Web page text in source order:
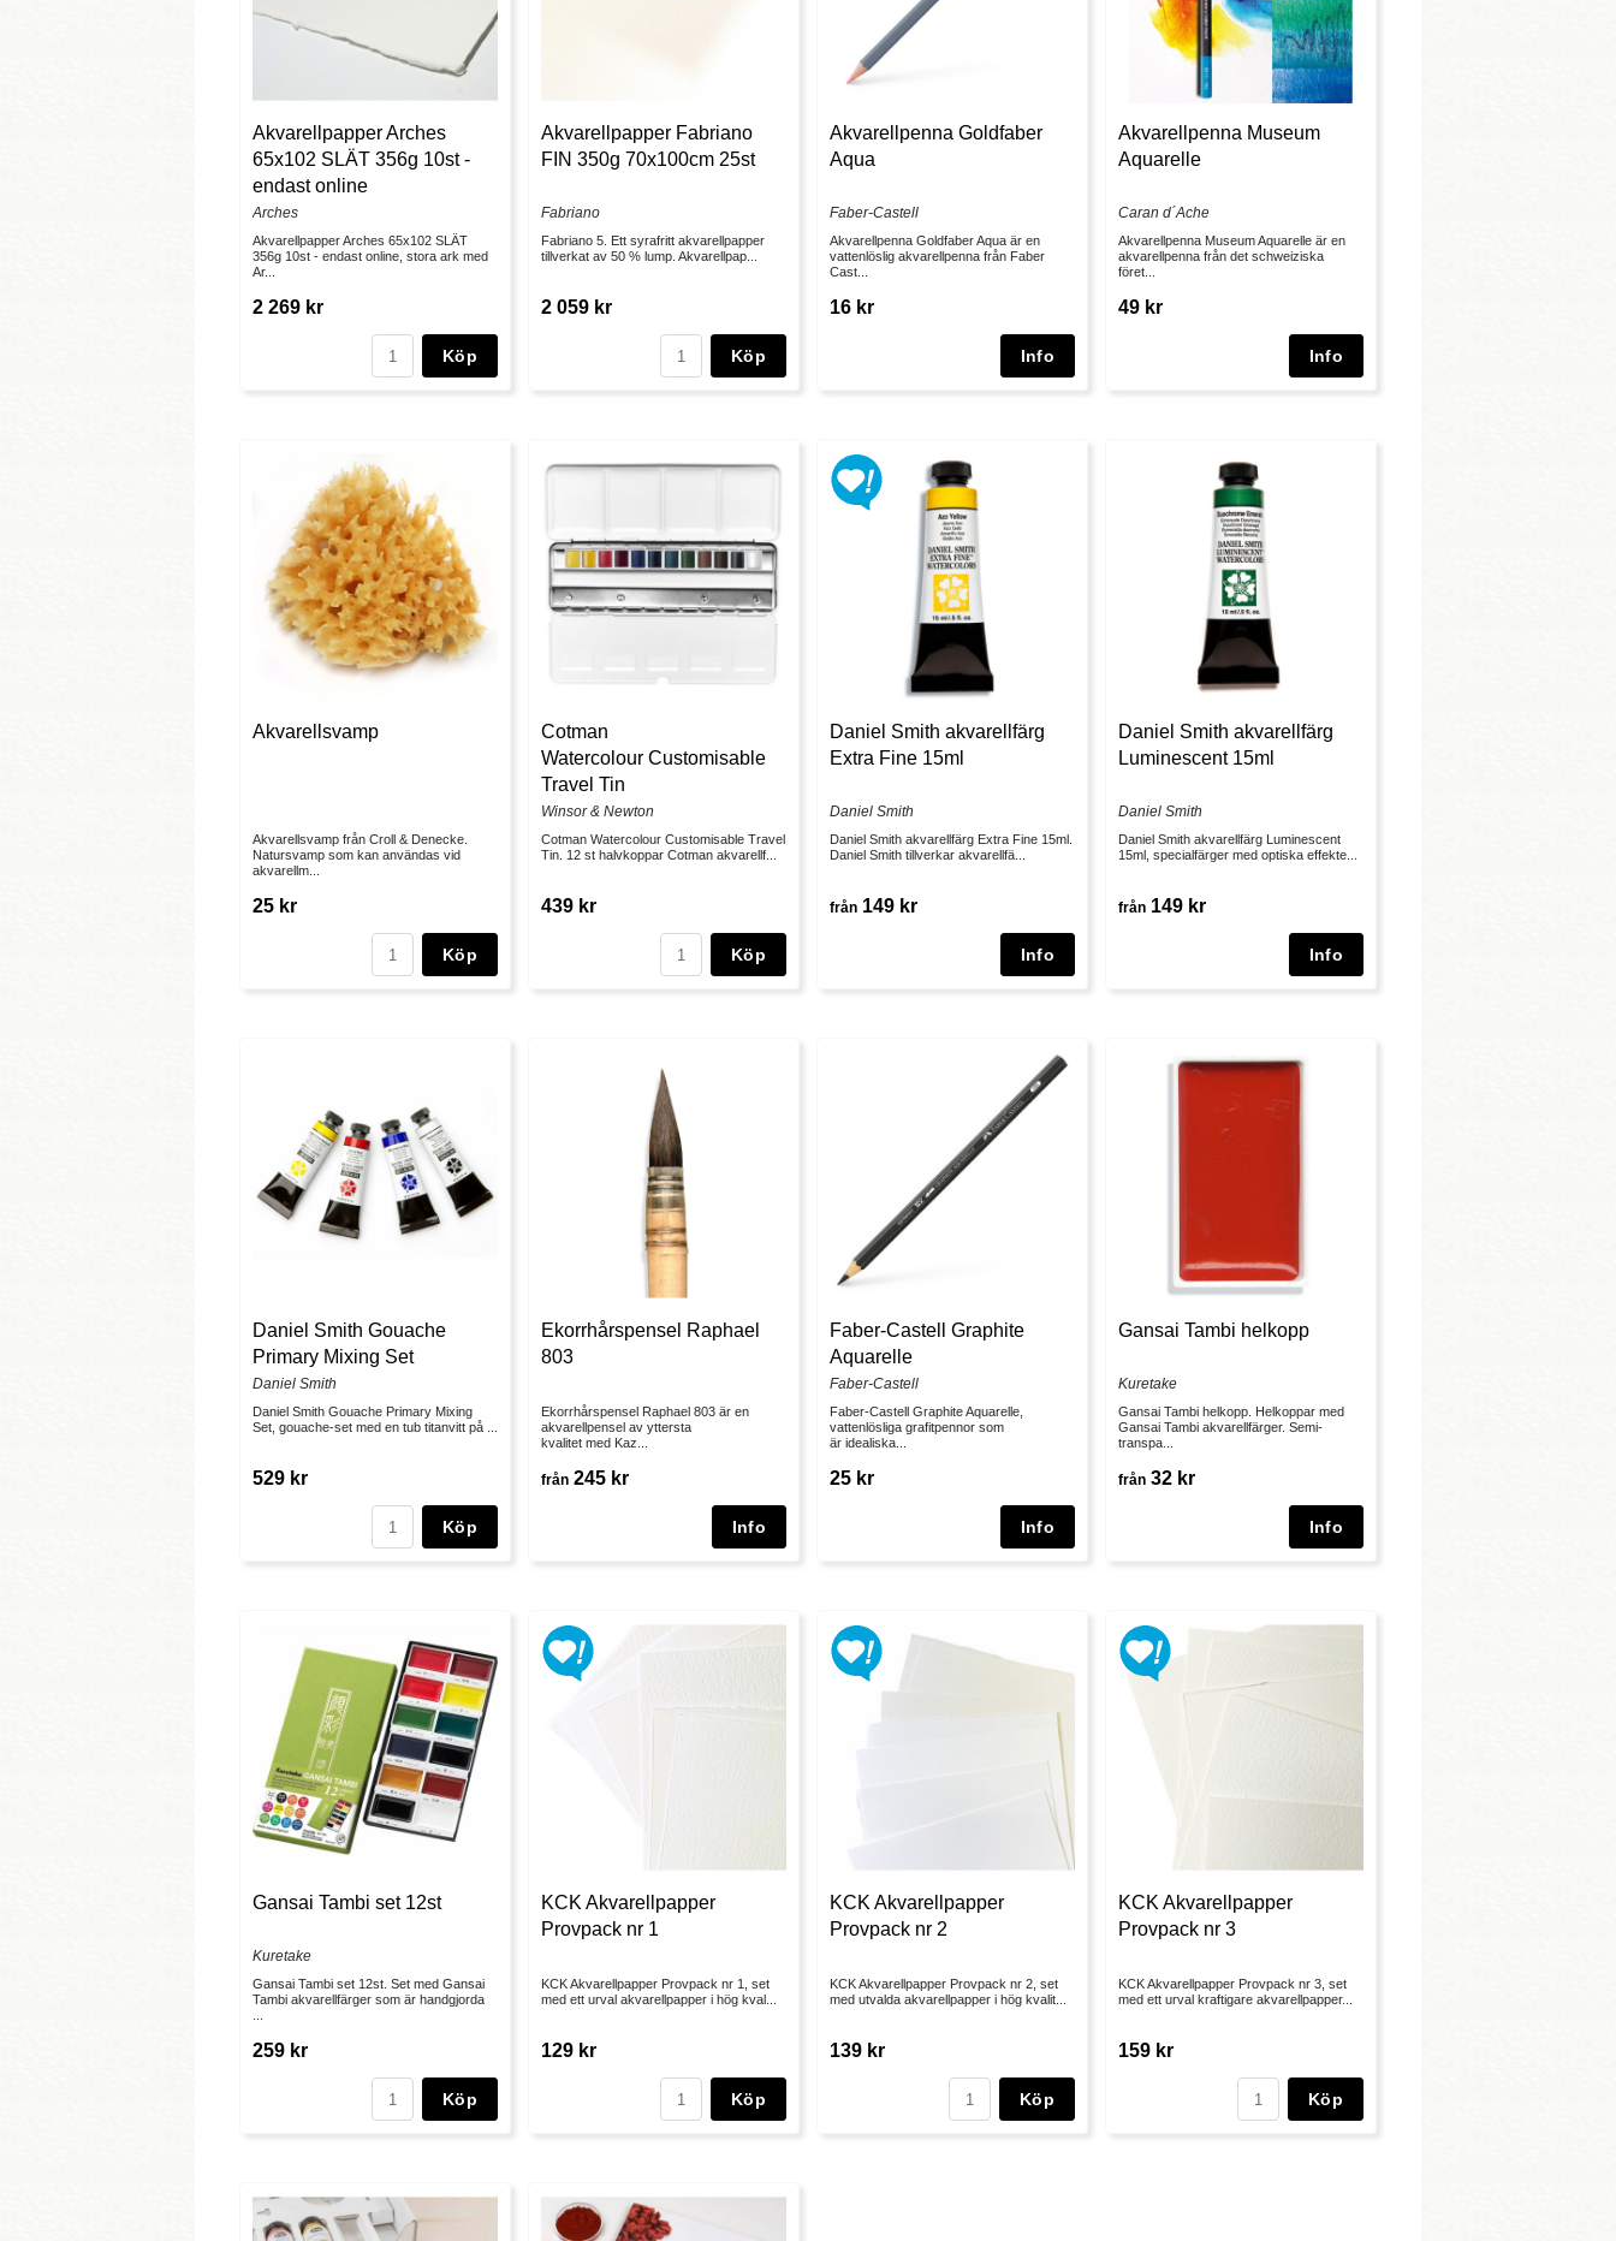
Akvarellpapper Arches
65x102 SLÄT 356g 10st -
endast online
Arches
Akvarellpapper Arches 65x102 SLÄT
356g 10st - endast online, stora ark med
Ar...
2 269 kr
Köp
Akvarellpapper Fabriano
FIN 350g 70x100cm 25st
Fabriano
Fabriano 5. Ett syrafritt akvarellpapper
tillverkat av 50 % lump. Akvarellpap...
2 059 kr
Köp
Akvarellpenna Goldfaber
Aqua
Faber-Castell
Akvarellpenna Goldfaber Aqua är en
vattenlöslig akvarellpenna från Faber
Cast...
16 kr
Akvarellpenna Museum
Aquarelle
Caran d´Ache
Akvarellpenna Museum Aquarelle är en
akvarellpenna från det schweiziska
föret...
49 kr
Akvarellsvamp
Akvarellsvamp från Croll & Denecke.
Natursvamp som kan användas vid
akvarellm...
25 kr
Köp
Cotman
Watercolour Customisable
Travel Tin
Winsor & Newton
Cotman Watercolour Customisable Travel
Tin. 12 st halvkoppar Cotman akvarellf...
439 kr
Köp
Daniel Smith akvarellfärg
Extra Fine 15ml
Daniel Smith
Daniel Smith akvarellfärg Extra Fine 15ml.
Daniel Smith tillverkar akvarellfä...
från 149 kr
Daniel Smith akvarellfärg
Luminescent 15ml
Daniel Smith
Daniel Smith akvarellfärg Luminescent
15ml, specialfärger med optiska effekte...
från 149 kr
Daniel Smith Gouache
Primary Mixing Set
Daniel Smith
Daniel Smith Gouache Primary Mixing
Set, gouache-set med en tub titanvitt på ...
529 kr
Köp
Ekorrhårspensel Raphael
803
Ekorrhårspensel Raphael 803 är en
akvarellpensel av yttersta
kvalitet med Kaz...
från 245 kr
Faber-Castell Graphite
Aquarelle
Faber-Castell
Faber-Castell Graphite Aquarelle,
vattenlösliga grafitpennor som
är idealiska...
25 kr
Gansai Tambi helkopp
Kuretake
Gansai Tambi helkopp. Helkoppar med
Gansai Tambi akvarellfärger. Semi-
transpa...
från 32 kr
Gansai Tambi set 12st
Kuretake
Gansai Tambi set 12st. Set med Gansai
Tambi akvarellfärger som är handgjorda
259 kr
Köp
KCK Akvarellpapper
Provpack nr 1
KCK Akvarellpapper Provpack nr 1, set
med ett urval akvarellpapper i hög kval...
129 kr
Köp
KCK Akvarellpapper
Provpack nr 2
KCK Akvarellpapper Provpack nr 2, set
med utvalda akvarellpapper i hög kvalit...
139 kr
Köp
KCK Akvarellpapper
Provpack nr 3
KCK Akvarellpapper Provpack nr 3, set
med ett urval kraftigare akvarellpapper...
159 kr
Köp